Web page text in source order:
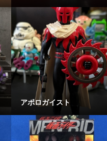
アポロガイスト